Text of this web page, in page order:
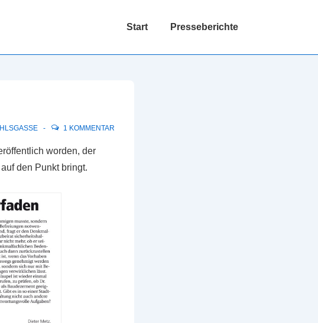
Hauptnavigation
Start Presseberichte
1 KOMMENTAR
worden, der
den Punkt bringt.